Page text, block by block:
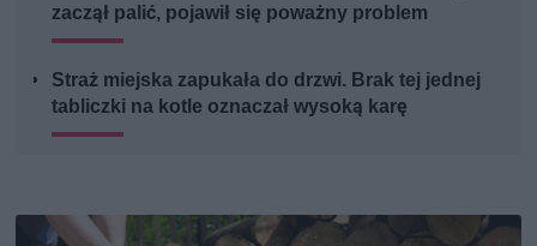
zaczął palić, pojawił się poważny problem
Straż miejska zapukała do drzwi. Brak tej jednej
tabliczki na kotle oznaczał wysoką karę